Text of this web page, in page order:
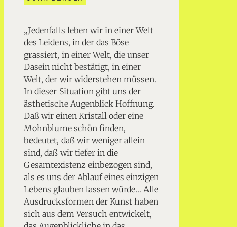
„Jedenfalls leben wir in einer Welt
des Leidens, in der das Böse
grassiert, in einer Welt, die unser
Dasein nicht bestätigt, in einer
Welt, der wir widerstehen müssen.
In dieser Situation gibt uns der
ästhetische Augenblick Hoffnung.
Daß wir einen Kristall oder eine
Mohnblume schön finden,
bedeutet, daß wir weniger allein
sind, daß wir tiefer in die
Gesamtexistenz einbezogen sind,
als es uns der Ablauf eines einzigen
Lebens glauben lassen würde… Alle
Ausdrucksformen der Kunst haben
sich aus dem Versuch entwickelt,